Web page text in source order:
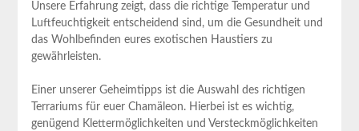
Unsere Erfahrung zeigt, dass die richtige Temperatur und
Luftfeuchtigkeit entscheidend sind, um die Gesundheit und
das Wohlbefinden eures exotischen Haustiers zu
gewährleisten.
Einer unserer Geheimtipps ist die Auswahl des richtigen
Terrariums für euer Chamäleon. Hierbei ist es wichtig,
genügend Klettermöglichkeiten und Versteckmöglichkeiten